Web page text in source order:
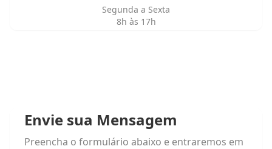
Segunda a Sexta
8h às 17h
Envie sua Mensagem
Preencha o formulário abaixo e entraremos em